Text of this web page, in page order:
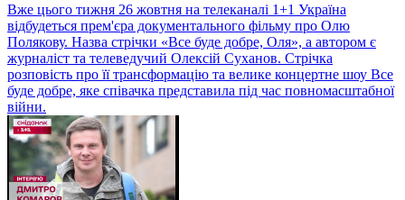
Вже цього тижня 26 жовтня на телеканалі 1+1 Україна
відбудеться прем'єра документального фільму про Олю
Полякову. Назва стрічки «Все буде добре, Оля», а автором є
журналіст та телеведучий Олексій Суханов. Стрічка
розповість про її трансформацію та велике концертне шоу Все
буде добре, яке співачка представила під час повномасштабної
війни.